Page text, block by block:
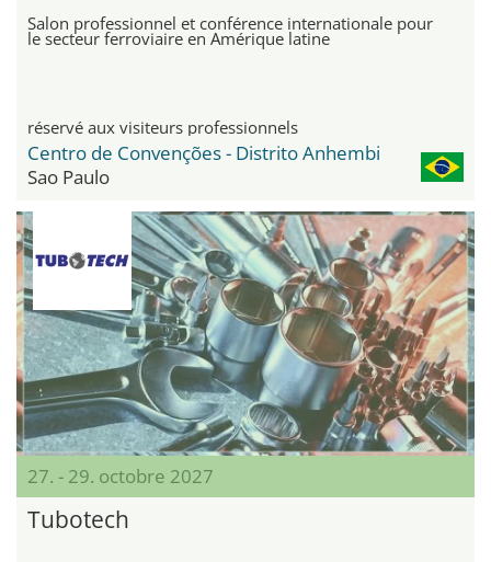
Salon professionnel et conférence internationale pour
le secteur ferroviaire en Amérique latine
réservé aux visiteurs professionnels
Centro de Convenções - Distrito Anhembi
Sao Paulo
27. - 29. octobre 2027
Tubotech